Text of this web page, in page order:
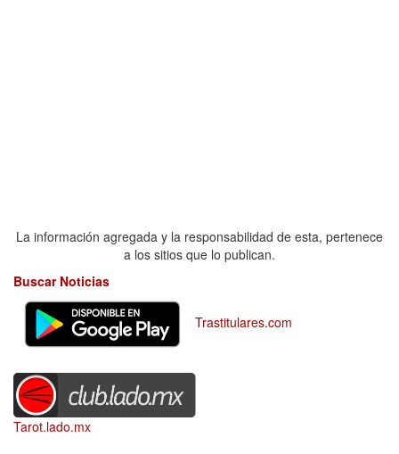
La información agregada y la responsabilidad de esta, pertenece
a los sitios que lo publican.
Buscar Noticias
Trastitulares.com
Tarot.lado.mx